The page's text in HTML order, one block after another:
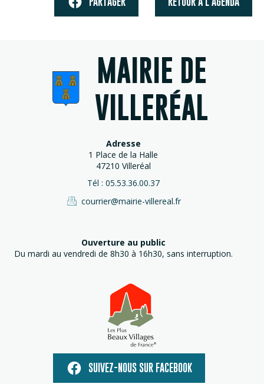
MAIRIE DE
VILLERÉAL
Adresse
1 Place de la Halle
47210 Villeréal
Tél : 05.53.36.00.37
courrier@mairie-villereal.fr
Ouverture au public
Du mardi au vendredi de 8h30 à 16h30, sans interruption.
SUIVEZ-NOUS SUR FACEBOOK